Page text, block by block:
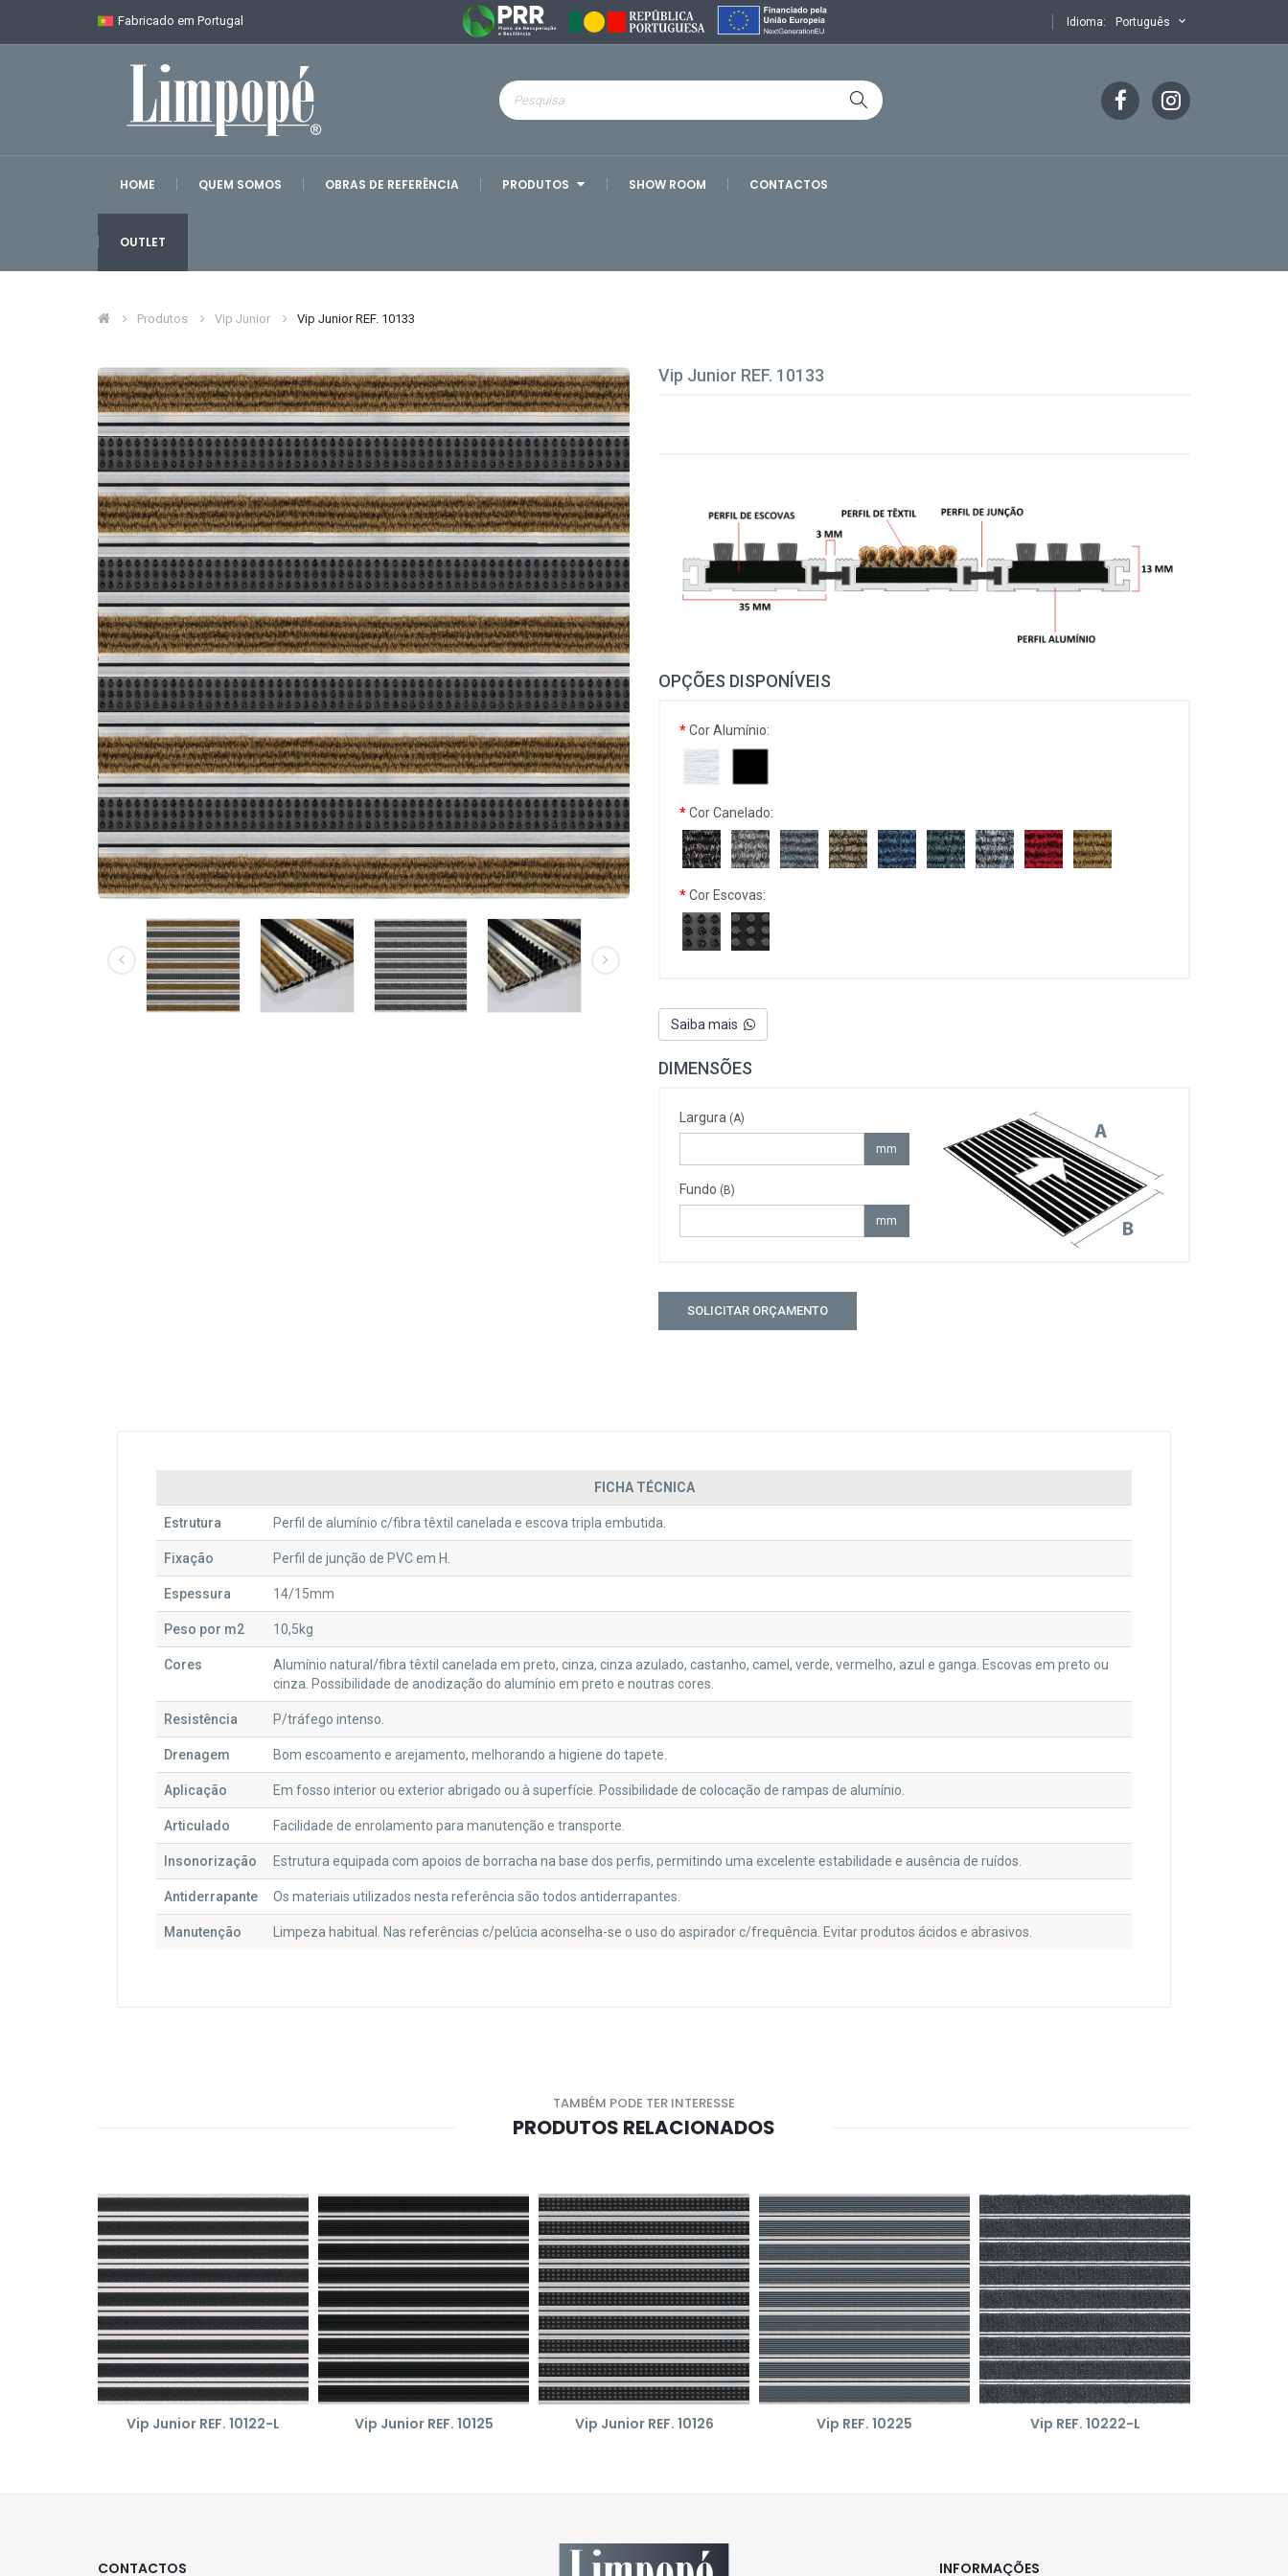
Fabricado em Portugal Idioma: Português
HOME QUEM SOMOS OBRAS DE REFERÊNCIA PRODUTOS SHOW ROOM CONTACTOS
OUTLET
Produtos Vip Junior Vip Junior REF. 10133
Vip Junior REF. 10133
OPÇÕES DISPONÍVEIS
Cor Alumínio:
Cor Canelado:
Cor Escovas:
Saiba mais
DIMENSÕES
Largura (A)
mm
Fundo (B)
mm
FICHA TÉCNICA
Estrutura Perfil de alumínio c/fibra têxtil canelada e escova tripla embutida.
Fixação Perfil de junção de PVC em H.
Espessura 14/15mm
Peso por m2 10,5kg
Cores
Alumínio natural/fibra têxtil canelada em preto, cinza, cinza azulado, castanho, camel, verde, vermelho, azul e ganga. Escovas em preto ou
cinza. Possibilidade de anodização do alumínio em preto e noutras cores.
Resistência P/tráfego intenso.
Drenagem Bom escoamento e arejamento, melhorando a higiene do tapete.
Aplicação Em fosso interior ou exterior abrigado ou à superfície. Possibilidade de colocação de rampas de alumínio.
Articulado Facilidade de enrolamento para manutenção e transporte.
Insonorização Estrutura equipada com apoios de borracha na base dos perfis, permitindo uma excelente estabilidade e ausência de ruídos.
Antiderrapante Os materiais utilizados nesta referência são todos antiderrapantes.
Manutenção Limpeza habitual. Nas referências c/pelúcia aconselha-se o uso do aspirador c/frequência. Evitar produtos ácidos e abrasivos.
TAMBÉM PODE TER INTERESSE
PRODUTOS RELACIONADOS
Vip Junior REF. 10122-L Vip Junior REF. 10125 Vip Junior REF. 10126 Vip REF. 10225 Vip REF. 10222-L
CONTACTOS INFORMAÇÕES